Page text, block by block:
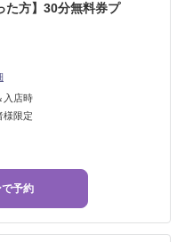
た方】30分無料券プ
入店時
様限定
予約